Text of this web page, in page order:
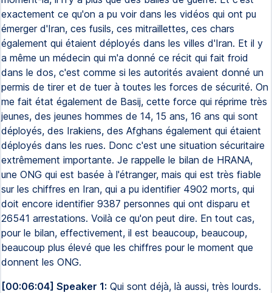
exactement ce qu'on a pu voir dans les vidéos qui ont pu
émerger d'Iran, ces fusils, ces mitraillettes, ces chars
également qui étaient déployés dans les villes d'Iran. Et il y
a même un médecin qui m'a donné ce récit qui fait froid
dans le dos, c'est comme si les autorités avaient donné un
permis de tirer et de tuer à toutes les forces de sécurité. On
me fait état également de Basij, cette force qui réprime très
jeunes, des jeunes hommes de 14, 15 ans, 16 ans qui sont
déployés, des Irakiens, des Afghans également qui étaient
déployés dans les rues. Donc c'est une situation sécuritaire
extrêmement importante. Je rappelle le bilan de HRANA,
une ONG qui est basée à l'étranger, mais qui est très fiable
sur les chiffres en Iran, qui a pu identifier 4902 morts, qui
doit encore identifier 9387 personnes qui ont disparu et
26541 arrestations. Voilà ce qu'on peut dire. En tout cas,
pour le bilan, effectivement, il est beaucoup, beaucoup,
beaucoup plus élevé que les chiffres pour le moment que
donnent les ONG.
[00:06:04] Speaker 1: Qui sont déjà, là aussi, très lourds.